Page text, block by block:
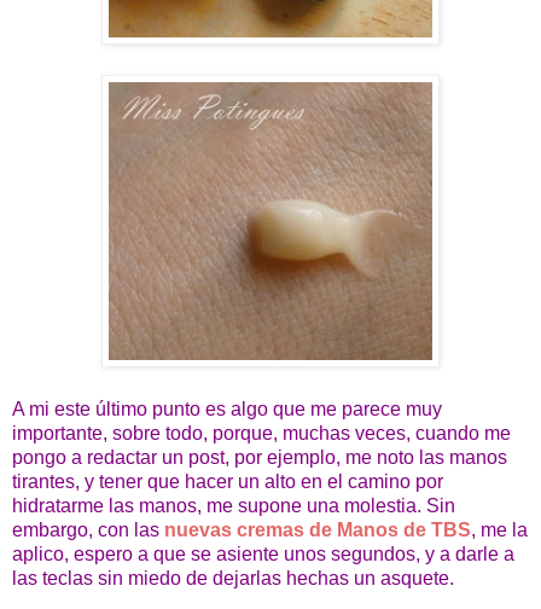
A mi este último punto es algo que me parece muy
importante, sobre todo, porque, muchas veces, cuando me
pongo a redactar un post, por ejemplo, me noto las manos
tirantes, y tener que hacer un alto en el camino por
hidratarme las manos, me supone una molestia. Sin
embargo, con las nuevas cremas de Manos de TBS, me la
aplico, espero a que se asiente unos segundos, y a darle a
las teclas sin miedo de dejarlas hechas un asquete.